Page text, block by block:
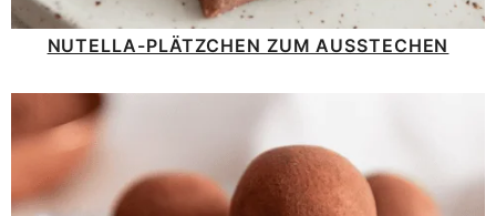
NUTELLA-PLÄTZCHEN ZUM AUSSTECHEN